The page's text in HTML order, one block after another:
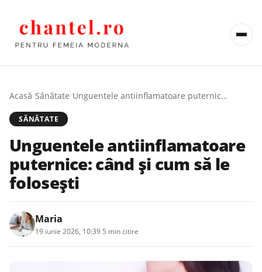
Acasă/Sănătate/ Unguentele antiinflamatoare puternice: când și cum să le folosești
SĂNĂTATE
Unguentele antiinflamatoare
puternice: când și cum să le
folosești
Maria
19 iunie 2026, 10:39 5 min citire